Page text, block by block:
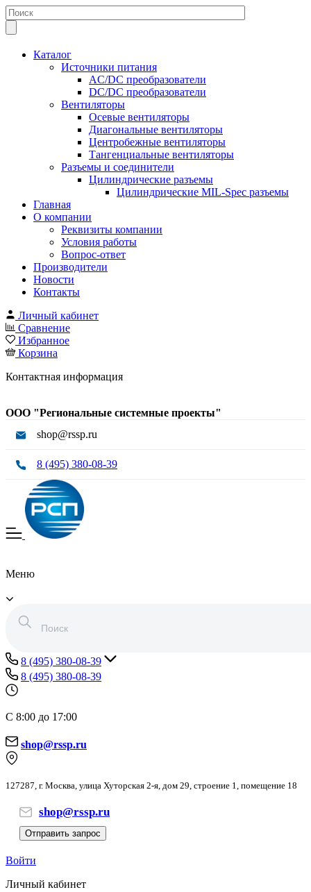
Каталог
Источники питания
AC/DC преобразователи
DC/DC преобразователи
Вентиляторы
Осевые вентиляторы
Диагональные вентиляторы
Центробежные вентиляторы
Тангенциальные вентиляторы
Разъемы и соединители
Цилиндрические разъемы
Цилиндрические MIL-Spec разъемы
Главная
О компании
Реквизиты компании
Условия работы
Вопрос-ответ
Производители
Новости
Контакты
Личный кабинет
Сравнение
Избранное
Корзина
Контактная информация
ООО "Региональные системные проекты"
shop@rssp.ru
8 (495) 380-08-39
Меню
8 (495) 380-08-39
8 (495) 380-08-39
С 8:00 до 17:00
shop@rssp.ru
127287, г. Москва, улица Хуторская 2-я, дом 29, строение 1, помещение 18
shop@rssp.ru
Отправить запрос
Войти
Личный кабинет